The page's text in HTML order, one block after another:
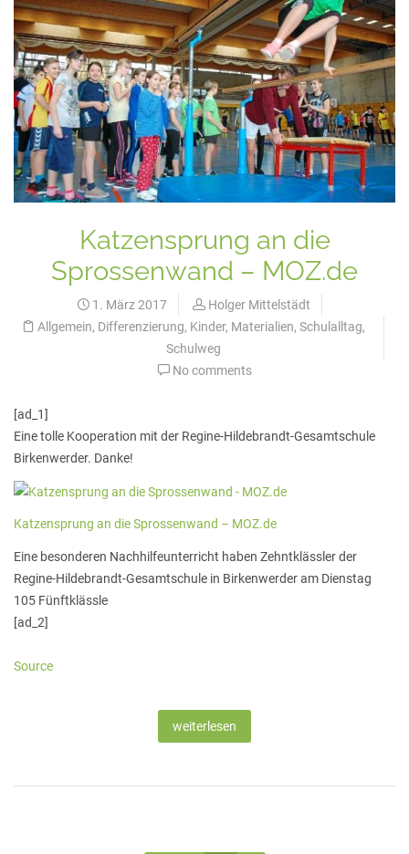
Katzensprung an die
Sprossenwand – MOZ.de
1. März 2017
Holger Mittelstädt
Allgemein, Differenzierung, Kinder, Materialien, Schulalltag,
Schulweg
No comments
[ad_1]
Eine tolle Kooperation mit der Regine-Hildebrandt-Gesamtschule
Birkenwerder. Danke!
Katzensprung an die Sprossenwand – MOZ.de
Eine besonderen Nachhilfeunterricht haben Zehntklässler der
Regine-Hildebrandt-Gesamtschule in Birkenwerder am Dienstag
105 Fünftklässle
[ad_2]
Source
weiterlesen